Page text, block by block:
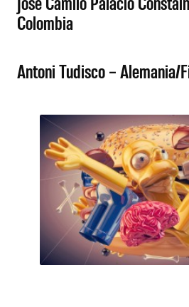
Colombia
Antoni Tudisco – Alemania/